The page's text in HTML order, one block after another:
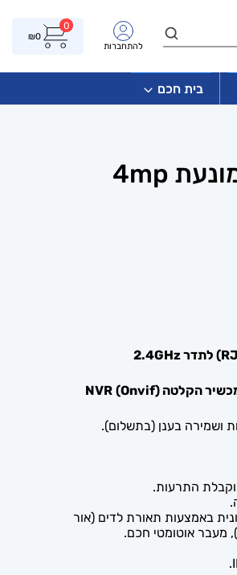
להתחברות
0
₪0
בית חכם
מצלמת אבטחה אלחוטית ממונעת 4mp
) לתדר2.4GHz
הקלטה NVR (Onvif)
וקבלת התרעות.
צבעונית באמצעות תאורת לדים (אור